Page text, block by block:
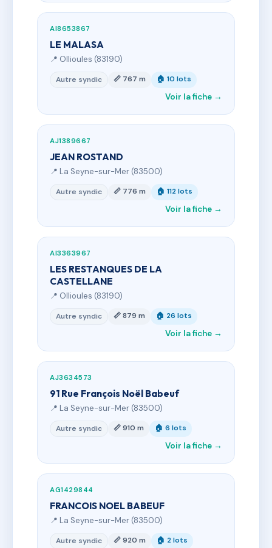
AI8653867
LE MALASA
📍 Ollioules (83190)
Autre syndic 📏 767 m 🏠 10 lots
Voir la fiche →
AJ1389667
JEAN ROSTAND
📍 La Seyne-sur-Mer (83500)
Autre syndic 📏 776 m 🏠 112 lots
Voir la fiche →
AI3363967
LES RESTANQUES DE LA
CASTELLANE
📍 Ollioules (83190)
Autre syndic 📏 879 m 🏠 26 lots
Voir la fiche →
AJ3634573
91 Rue François Noël Babeuf
📍 La Seyne-sur-Mer (83500)
Autre syndic 📏 910 m 🏠 6 lots
Voir la fiche →
AG1429844
FRANCOIS NOEL BABEUF
📍 La Seyne-sur-Mer (83500)
Autre syndic 📏 920 m 🏠 2 lots